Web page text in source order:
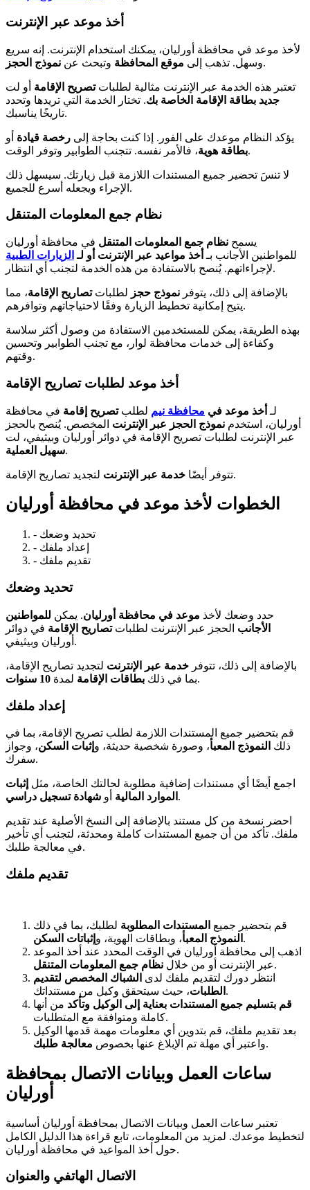
أخذ موعد عبر الإنترنت
لأخذ موعد في محافظة أورليان، يمكنك استخدام الإنترنت. إنه سريع
وسهل. تذهب إلى موقع المحافظة وتبحث عن نموذج الحجز .
تعتبر هذه الخدمة عبر الإنترنت مثالية لطلباتتصريح الإقامة أو لت
جديد بطاقة الإقامة الخاصة بك. تختار الخدمة التي تريدها وتحدد
تاريخًا يناسبك.
يؤكد النظام موعدك على الفور. إذا كنت بحاجة إلى رخصة قيادة أو
بطاقة هوية، فالأمر نفسه. تتجنب الطوابير وتوفر الوقت.
لا تنسَ تحضير جميع المستندات اللازمة قبل زيارتك. سيسهل ذلك
الإجراء ويجعله أسرع للجميع.
نظام جمع المعلومات المتنقل
يسمح نظام جمع المعلومات المتنقل في محافظة أورليان
للمواطنين الأجانب بـ أخذ مواعيد عبر الإنترنت أو لـ الزيارات الطبية
لإجراءاتهم. يُنصح بالاستفادة من هذه الخدمة لتجنب أي انتظار.
بالإضافة إلى ذلك، يتوفر نموذج حجز لطلباتتصاريح الإقامة، مما
يتيح إمكانية تخطيط الزيارة وفقًا لاحتياجاتهم وتوافرهم.
بهذه الطريقة، يمكن للمستخدمين الاستفادة من وصول أكثر سلاسة
وكفاءة إلى خدمات محافظة لوار، مع تجنب الطوابير وتحسين
وقتهم.
أخذ موعد لطلبات تصاريح الإقامة
لـ أخذ موعد في محافظة نيم لطلبتصريح إقامة في محافظة
أورليان، استخدم نموذج الحجز عبر الإنترنت المخصص. يُنصح بالحجز
عبر الإنترنت لطلبات تصريح الإقامة في دوائر أورليان وبيثيفي، لت
سهيل العملية.
تتوفر أيضًا خدمة عبر الإنترنت لتجديد تصاريح الإقامة.
الخطوات لأخذ موعد في محافظة أورليان
- تحديد وضعك
- إعداد ملفك
- تقديم ملفك
تحديد وضعك
حدد وضعك لأخذ موعد في محافظة أورليان. يمكن للمواطنين
الأجانب الحجز عبر الإنترنت لطلباتتصاريح الإقامة في دوائر
أورليان وبيثيفي.
بالإضافة إلى ذلك، تتوفر خدمة عبر الإنترنت لتجديد تصاريح الإقامة،
بما في ذلك بطاقات الإقامة لمدة 10 سنوات .
إعداد ملفك
قم بتحضير جميع المستندات اللازمة لطلب تصريح الإقامة، بما في
ذلك النموذج المعبأ، وصورة شخصية حديثة، و إثبات السكن، وجواز
سفرك.
اجمع أيضًا أي مستندات إضافية مطلوبة لحالتك الخاصة، مثل إثبات
الموارد المالية أو شهادة تسجيل دراسي .
احضر نسخة من كل مستند بالإضافة إلى النسخ الأصلية عند تقديم
ملفك. تأكد من أن جميع المستندات كاملة ومحدثة، لتجنب أي تأخير
في معالجة طلبك.
تقديم ملفك
قم بتحضير جميع المستندات المطلوبة لطلبك، بما في ذلك
النموذج المعبأ، وبطاقات الهوية، و إثباتات السكن
.
اذهب إلى محافظة أورليان في الوقت المحدد عند أخذ الموعد
عبر الإنترنت أو من خلال نظام جمع المعلومات المتنقل
.
انتظر دورك لتقديم ملفك لدى الشباك المخصص لتقديم
الطلبات ، حيث سيتحقق وكيل من مستنداتك.
قم بتسليم جميع المستندات بعناية إلى الوكيل وتأكد من أنها
كاملة ومتوافقة مع المتطلبات.
بعد تقديم ملفك، قم بتدوين أي معلومات مهمة قدمها الوكيل
واعتبر أي مهلة تم الإبلاغ عنها بخصوص معالجة طلبك .
ساعات العمل وبيانات الاتصال بمحافظة
أورليان
تعتبر ساعات العمل وبيانات الاتصال بمحافظة أورليان أساسية
لتخطيط موعدك. لمزيد من المعلومات، تابع قراءة هذا الدليل الكامل
حول أخذ المواعيد في محافظة أورليان.
الاتصال الهاتفي والعنوان